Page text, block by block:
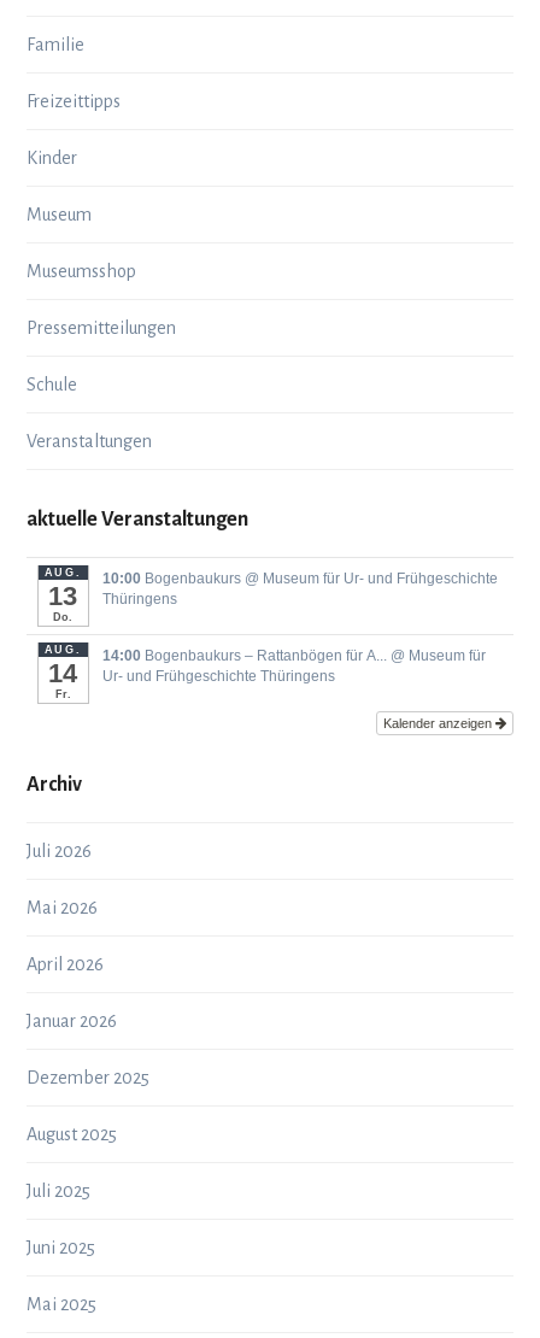
Familie
Freizeittipps
Kinder
Museum
Museumsshop
Pressemitteilungen
Schule
Veranstaltungen
aktuelle Veranstaltungen
AUG.
13
Do.
10:00 Bogenbaukurs @ Museum für Ur- und Frühgeschichte
Thüringens
AUG.
14
Fr.
14:00 Bogenbaukurs ‒ Rattanbögen für A... @ Museum für
Ur- und Frühgeschichte Thüringens
Kalender anzeigen
Archiv
Juli 2026
Mai 2026
April 2026
Januar 2026
Dezember 2025
August 2025
Juli 2025
Juni 2025
Mai 2025